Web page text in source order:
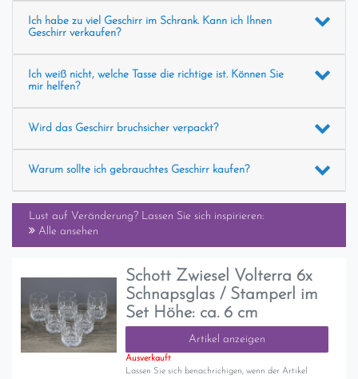
Ich habe zu viel Geschirr im Schrank. Kann ich Ihnen
Geschirr verkaufen?
Ich weiß nicht, welche Tasse die richtige ist. Können Sie
mir helfen?
Wird das Geschirr bruchsicher verpackt?
Warum sollte ich gebrauchtes Geschirr kaufen?
Lust auf Veränderung? Lassen Sie sich inspirieren:
Alle ansehen
Schott Zwiesel Volterra 6x
Schnapsglas / Stamperl im
Set Höhe: ca. 6 cm
Artikel anzeigen
Ausverkauft
Lassen Sie sich benachrichigen, wenn der Artikel